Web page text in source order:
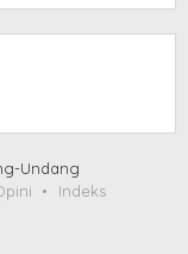
Undang
Indeks